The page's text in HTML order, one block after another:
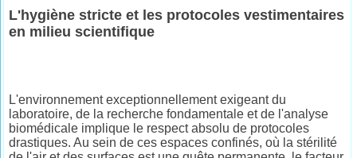
L'hygiène stricte et les protocoles vestimentaires
en milieu scientifique
L'environnement exceptionnellement exigeant du
laboratoire, de la recherche fondamentale et de l'analyse
biomédicale implique le respect absolu de protocoles
drastiques. Au sein de ces espaces confinés, où la stérilité